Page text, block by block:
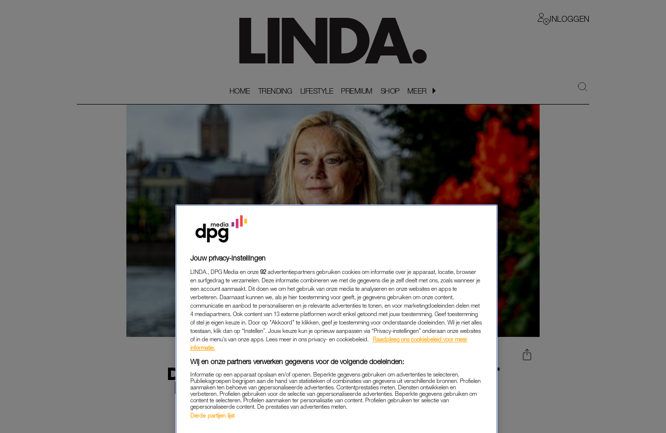
INLOGGEN
HOME
HOME TRENDING
TRENDING LIFESTYLE
LIFESTYLE PREMIUM
PREMIUM SHOP
SHOP MEER
MEER
D66-LIJSTTREKKER SIGRID KAAG: 'HET
PREMIERSCHAP? MIJN ANTWOORD IS
UITERAARD JA'
Jouw privacy-instellingen
LINDA., DPG Media en onze 92 advertentiepartners gebruiken cookies om informatie over je apparaat, locatie, browser
en surfgedrag te verzamelen. Deze informatie combineren we met de gegevens die je zelf deelt met ons, zoals wanneer je
een account aanmaakt. Dit doen we om het gebruik van onze media te analyseren en onze websites en apps te
verbeteren. Daarnaast kunnen we, als je hier toestemming voor geeft, je gegevens gebruiken om onze content,
communicatie en aanbod te personaliseren en je relevante advertenties te tonen, en voor marketingdoeleinden delen met
4 mediapartners. Ook content van 13 externe platformen wordt enkel getoond met jouw toestemming. Geef toestemming
of stel je eigen keuze in. Door op "Akkoord" te klikken, geef je toestemming voor onderstaande doeleinden. Wil je niet alles
toestaan, klik dan op “Instellen”. Jouw keuze kun je opnieuw aanpassen via “Privacy-instellingen” onderaan onze websites
of in de menu’s van onze apps. Lees meer in ons privacy- en cookiebeleid.
Raadpleeg ons cookiebeleid voor meer
informatie.
Wij en onze partners verwerken gegevens voor de volgende doeleinden:
Informatie op een apparaat opslaan en/of openen. Beperkte gegevens gebruiken om advertenties te selecteren.
Publieksgroepen begrijpen aan de hand van statistieken of combinaties van gegevens uit verschillende bronnen. Profielen
aanmaken ten behoeve van gepersonaliseerde advertenties. Contentprestaties meten. Diensten ontwikkelen en
verbeteren. Profielen gebruiken voor de selectie van gepersonaliseerde advertenties. Beperkte gegevens gebruiken om
content te selecteren. Profielen aanmaken ter personalisatie van content. Profielen gebruiken ter selectie van
gepersonaliseerde content. De prestaties van advertenties meten.
Derde partijen lijst